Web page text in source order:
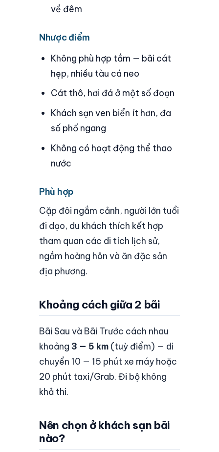
về đêm
Nhược điểm
Không phù hợp tắm — bãi cát
hẹp, nhiều tàu cá neo
Cát thô, hơi đá ở một số đoạn
Khách sạn ven biển ít hơn, đa
số phố ngang
Không có hoạt động thể thao
nước
Phù hợp
Cặp đôi ngắm cảnh, người lớn tuổi
đi dạo, du khách thích kết hợp
tham quan các di tích lịch sử,
ngắm hoàng hôn và ăn đặc sản
địa phương.
Khoảng cách giữa 2 bãi
Bãi Sau và Bãi Trước cách nhau
khoảng 3 — 5 km (tuỳ điểm) — di
chuyển 10 — 15 phút xe máy hoặc
20 phút taxi/Grab. Đi bộ không
khả thi.
Nên chọn ở khách sạn bãi
nào?